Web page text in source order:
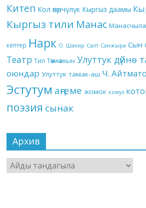
Китеп Кол өнөрчүлүк Кыргыз даамы
Кыргыз тили Манас
кептер Нарк О. Шакир Салт Санжыра Сын
Театр Тил Төкмө акын Улуттук дүйнө
оюндар Улуттук тамак-аш Ч.
Эстутум аңгеме жомок комуз
поэзия сынак
Архив
Архив